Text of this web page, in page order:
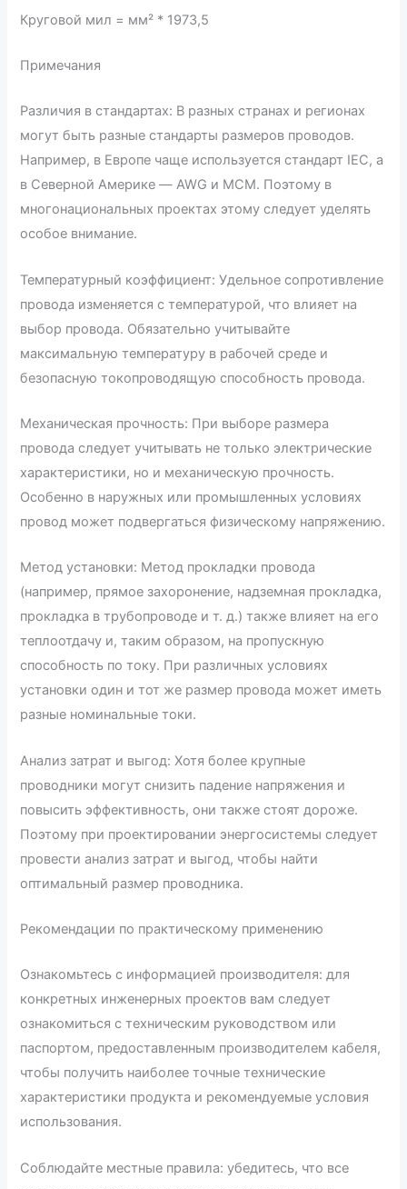
Круговой мил = мм² * 1973,5
Примечания
Различия в стандартах: В разных странах и регионах
могут быть разные стандарты размеров проводов.
Например, в Европе чаще используется стандарт IEC, а
в Северной Америке — AWG и MCM. Поэтому в
многонациональных проектах этому следует уделять
особое внимание.
Температурный коэффициент: Удельное сопротивление
провода изменяется с температурой, что влияет на
выбор провода. Обязательно учитывайте
максимальную температуру в рабочей среде и
безопасную токопроводящую способность провода.
Механическая прочность: При выборе размера
провода следует учитывать не только электрические
характеристики, но и механическую прочность.
Особенно в наружных или промышленных условиях
провод может подвергаться физическому напряжению.
Метод установки: Метод прокладки провода
(например, прямое захоронение, надземная прокладка,
прокладка в трубопроводе и т. д.) также влияет на его
теплоотдачу и, таким образом, на пропускную
способность по току. При различных условиях
установки один и тот же размер провода может иметь
разные номинальные токи.
Анализ затрат и выгод: Хотя более крупные
проводники могут снизить падение напряжения и
повысить эффективность, они также стоят дороже.
Поэтому при проектировании энергосистемы следует
провести анализ затрат и выгод, чтобы найти
оптимальный размер проводника.
Рекомендации по практическому применению
Ознакомьтесь с информацией производителя: для
конкретных инженерных проектов вам следует
ознакомиться с техническим руководством или
паспортом, предоставленным производителем кабеля,
чтобы получить наиболее точные технические
характеристики продукта и рекомендуемые условия
использования.
Соблюдайте местные правила: убедитесь, что все